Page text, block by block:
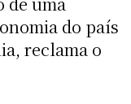
do país
reclama o